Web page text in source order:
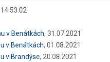
v Benátkách, 31.07.2021
v Benátkách, 01.08.2021
v Brandýse, 20.08.2021